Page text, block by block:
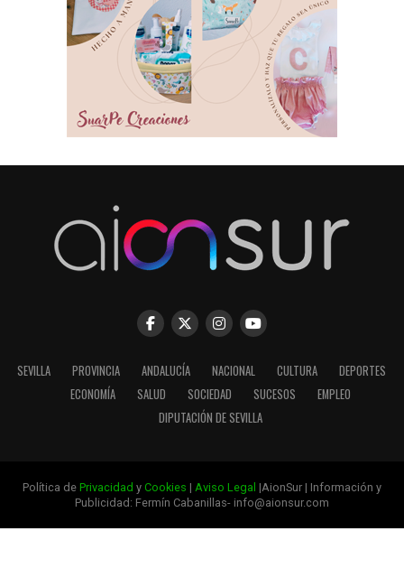
SEVILLA PROVINCIA ANDALUCÍA NACIONAL CULTURA
DEPORTES
ECONOMÍA
SALUD SOCIEDAD SUCESOS
EMPLEO
DIPUTACIÓN DE SEVILLA
Política de Privacidad y Cookies | Aviso Legal |AionSur | Información y
Publicidad: Fermín Cabanillas- info@aionsur.com